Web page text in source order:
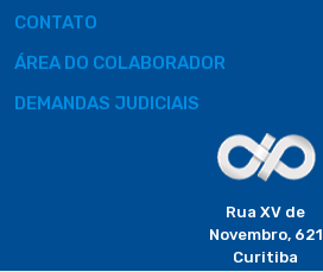
CONTATO
ÁREA DO COLABORADOR
DEMANDAS JUDICIAIS
Rua XV de
Novembro, 621
Curitiba